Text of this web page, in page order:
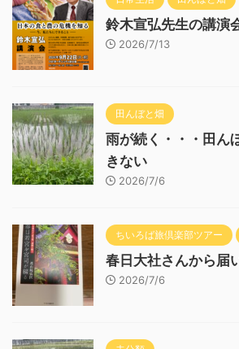
鈴木宣弘先生の講演
2026/7/13
田んぼと畑
雨が続く・・・田ん
きない
2026/7/6
ちいろば旅倶楽部ツアー
春日大社さんから届
2026/7/6